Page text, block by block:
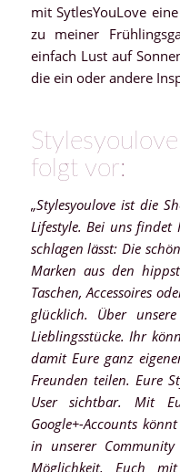
mit SytlesYouLove
zu meiner
einfach Lust auf
die ein oder andere
folgt vor:
„Stylesyoulove ist die
Lifestyle. Bei uns findet
schlagen lässt: Die
Marken aus den
Taschen, Accessoires
glücklich. Über
Lieblingsstücke. Ihr
damit Eure ganz
Freunden teilen. Eure
User sichtbar. Mit
Google+-Accounts
in unserer
Möglichkeit, Euch